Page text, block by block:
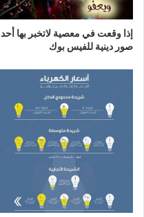
إذا وقعت في معصية لاتخبر بها أحد
صور دينية للفيس بوك